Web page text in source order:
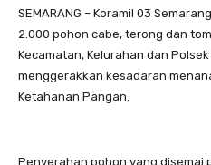
SEMARANG – Koramil 03
2.000 pohon cabe, terong dan
Kecamatan, Kelurahan dan
menggerakkan kesadaran
Ketahanan Pangan.
Penyerahan pohon yang disemai